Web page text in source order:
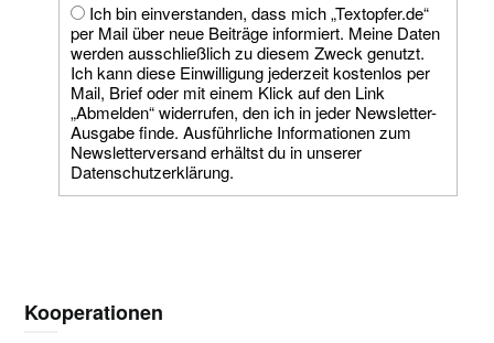
Ich bin einverstanden, dass mich „Textopfer.de“
per Mail über neue Beiträge informiert. Meine Daten
werden ausschließlich zu diesem Zweck genutzt.
Ich kann diese Einwilligung jederzeit kostenlos per
Mail, Brief oder mit einem Klick auf den Link
„Abmelden“ widerrufen, den ich in jeder Newsletter-
Ausgabe finde. Ausführliche Informationen zum
Newsletterversand erhältst du in unserer
Datenschutzerklärung.
Kooperationen